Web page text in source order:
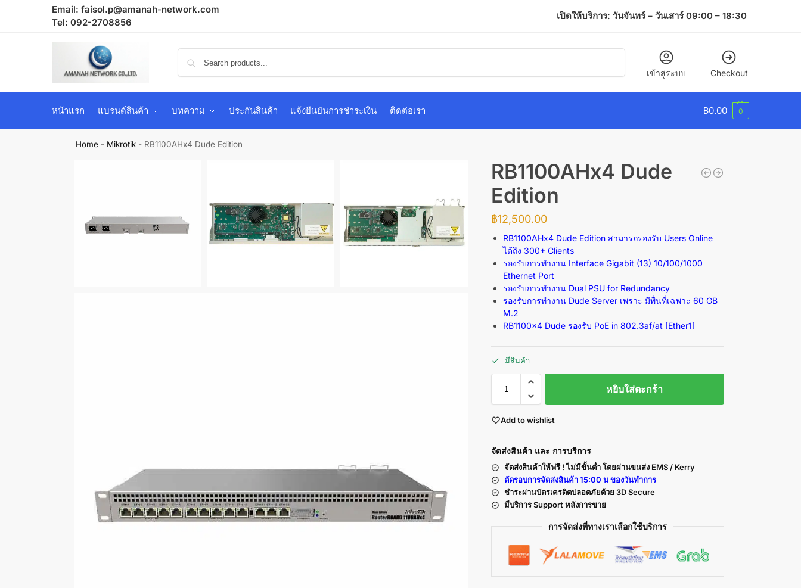
Email: faisol.p@amanah-network.com
Tel: 092-2708856
เปิดให้บริการ: วันจันทร์ – วันเสาร์ 09:00 – 18:30
เข้าสู่ระบบ Checkout
หน้าแรก แบรนด์สินค้า บทความ ประกันสินค้า แจ้งยืนยันการชำระเงิน ติดต่อเรา ฿0.00 0
Home - Mikrotik - RB1100AHx4 Dude Edition
RB1100AHx4 Dude
Edition
฿12,500.00
RB1100AHx4 Dude Edition สามารถรองรับ Users Online
ได้ถึง 300+ Clients
รองรับการทำงาน Interface Gigabit (13) 10/100/1000
Ethernet Port
รองรับการทำงาน Dual PSU for Redundancy
รองรับการทำงาน Dude Server เพราะ มีพื่นที่เฉพาะ 60 GB
M.2
RB1100x4 Dude รองรับ PoE in 802.3af/at [Ether1]
มีสินค้า
หยิบใส่ตะกร้า
Add to wishlist
จัดส่งสินค้า และ การบริการ
จัดส่งสินค้าให้ฟรี ! ไม่มีขั้นต่ำ โดยผ่านขนส่ง EMS / Kerry
ตัดรอบการจัดส่งสินค้า 15:00 น ของวันทำการ
ชำระผ่านบัตรเครดิตปลอดภัยด้วย 3D Secure
มีบริการ Support หลังการขาย
การจัดส่งที่ทางเราเลือกใช้บริการ